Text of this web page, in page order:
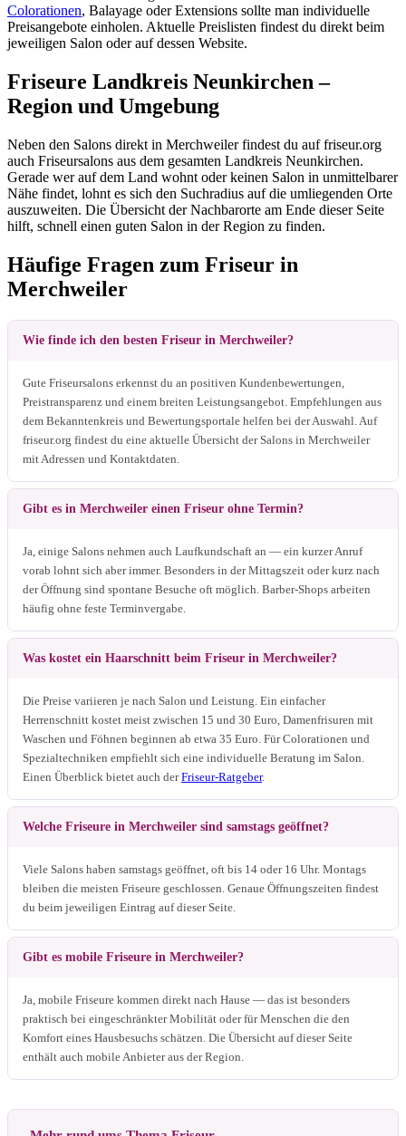
Colorationen, Balayage oder Extensions sollte man individuelle
Preisangebote einholen. Aktuelle Preislisten findest du direkt beim
jeweiligen Salon oder auf dessen Website.
Friseure Landkreis Neunkirchen –
Region und Umgebung
Neben den Salons direkt in Merchweiler findest du auf friseur.org
auch Friseursalons aus dem gesamten Landkreis Neunkirchen.
Gerade wer auf dem Land wohnt oder keinen Salon in unmittelbarer
Nähe findet, lohnt es sich den Suchradius auf die umliegenden Orte
auszuweiten. Die Übersicht der Nachbarorte am Ende dieser Seite
hilft, schnell einen guten Salon in der Region zu finden.
Häufige Fragen zum Friseur in
Merchweiler
Wie finde ich den besten Friseur in Merchweiler?
Gute Friseursalons erkennst du an positiven Kundenbewertungen,
Preistransparenz und einem breiten Leistungsangebot. Empfehlungen aus
dem Bekanntenkreis und Bewertungsportale helfen bei der Auswahl. Auf
friseur.org findest du eine aktuelle Übersicht der Salons in Merchweiler
mit Adressen und Kontaktdaten.
Gibt es in Merchweiler einen Friseur ohne Termin?
Ja, einige Salons nehmen auch Laufkundschaft an — ein kurzer Anruf
vorab lohnt sich aber immer. Besonders in der Mittagszeit oder kurz nach
der Öffnung sind spontane Besuche oft möglich. Barber-Shops arbeiten
häufig ohne feste Terminvergabe.
Was kostet ein Haarschnitt beim Friseur in Merchweiler?
Die Preise variieren je nach Salon und Leistung. Ein einfacher
Herrenschnitt kostet meist zwischen 15 und 30 Euro, Damenfrisuren mit
Waschen und Föhnen beginnen ab etwa 35 Euro. Für Colorationen und
Spezialtechniken empfiehlt sich eine individuelle Beratung im Salon.
Einen Überblick bietet auch derFriseur-Ratgeber.
Welche Friseure in Merchweiler sind samstags geöffnet?
Viele Salons haben samstags geöffnet, oft bis 14 oder 16 Uhr. Montags
bleiben die meisten Friseure geschlossen. Genaue Öffnungszeiten findest
du beim jeweiligen Eintrag auf dieser Seite.
Gibt es mobile Friseure in Merchweiler?
Ja, mobile Friseure kommen direkt nach Hause — das ist besonders
praktisch bei eingeschränkter Mobilität oder für Menschen die den
Komfort eines Hausbesuchs schätzen. Die Übersicht auf dieser Seite
enthält auch mobile Anbieter aus der Region.